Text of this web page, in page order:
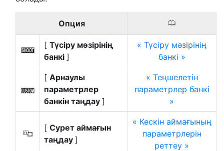
Опция 0
n
[ Түсіру мәзірінің
банкі ]
Түсіру мәзірінің
банкі
j
[ Арнаулы
параметрлер
банкін таңдау ]
Теңшелетін
параметрлер банкі
J
[ Сурет аймағын
таңдау ]
Кескін аймағының
параметрлерін
реттеу